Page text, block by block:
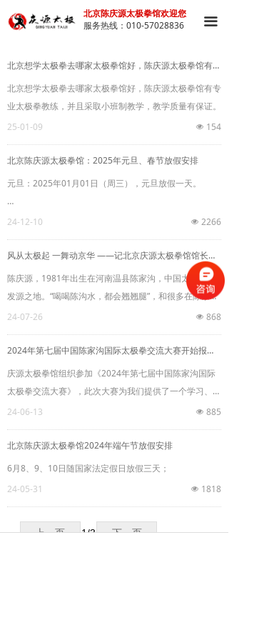
服务热线：010-57028836 끀
北京陈庆源太极拳馆欢迎您
北京想学太极拳去哪家太极拳馆好，陈庆源太极拳馆有专业太极拳教练
北京想学太极拳去哪家太极拳馆好，陈庆源太极拳馆有专
业太极拳教练，并且采取小班制教学，教学质量有保证。
넶 154
25-01-09
北京陈庆源太极拳馆：2025年元旦、春节放假安排
元旦：2025年01月01日（周三），元旦放假一天。
春节：2025年01月25日至2025年02月07日放假，2025
年02月08日恢复上课。
넶 2266
24-12-10
风从太极起 一舞动京华 ——记北京庆源太极拳馆馆长兼总教练陈庆源
陈庆源，1981年出生在河南温县陈家沟，中国太极拳的
发源之地。“喝喝陈沟水，都会翘翘腿”，和很多在陈家沟
里土生土长的孩子一样，他自幼跟随父亲陈永习和族爷陈
长义研习陈式太极拳，后进入陈家沟太极拳学校正式跟随
陈小星大师学习，‌每天行拳不辍，‌十余年寒暑无间，‌精研
苦练，擅长陈氏太极拳老架一、‌二路，‌太极单刀、单剑、‌
太极推手等。为了传播推广陈氏太极拳，他循着百年前先
넶 868
24-07-26
2024年第七届中国陈家沟国际太极拳交流大赛开始报名了
庆源太极拳馆组织参加《2024年第七届中国陈家沟国际
太极拳交流大赛》，此次大赛为我们提供了一个学习、交
流和展现自我的平台，同时参观游览太极拳发源地陈家
沟，欢迎同学们积极参加，以赛代练提升自己。
넶 885
24-06-13
北京陈庆源太极拳馆2024年端午节放假安排
6月8、9、10日随国家法定假日放假三天；
넶 1818
24-05-31
上一页 下一页
1/3